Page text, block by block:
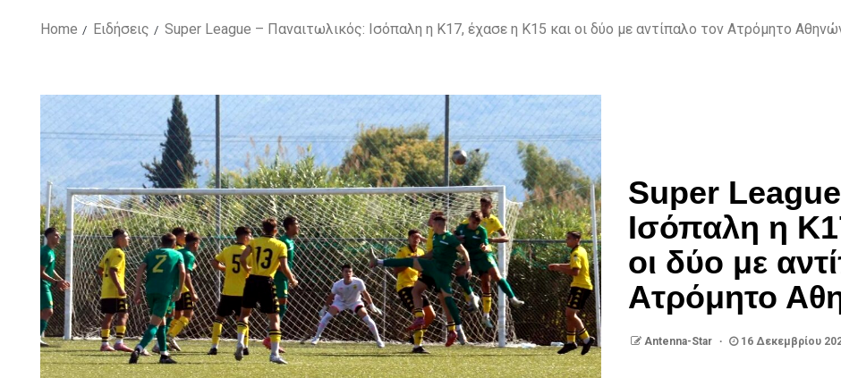
Home Ειδήσεις Super League – Παναιτωλικός: Ισόπαλη η Κ17, έχασε η Κ15 και οι δύο με αντίπαλο τον Ατρόμητο
Super
Ισόπαλη η
οι δύο με
Ατρόμητο
Antenna-Star 16 Δεκεμβρίου